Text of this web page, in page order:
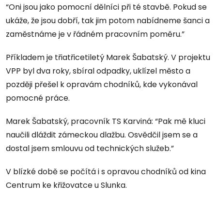
“Oni jsou jako pomocní dělníci při té stavbě. Pokud se
ukáže, že jsou dobří, tak jim potom nabídneme šanci a
zaměstnáme je v řádném pracovním poměru.”
Příkladem je třiatřicetiletý Marek Šabatský. V projektu
VPP byl dva roky, sbíral odpadky, uklízel město a
později přešel k opravám chodníků, kde vykonával
pomocné práce.
Marek Šabatský, pracovník TS Karviná: “Pak mě kluci
naučili dláždit zámeckou dlažbu. Osvědčil jsem se a
dostal jsem smlouvu od technických služeb.”
V blízké době se počítá i s opravou chodníků od kina
Centrum ke křižovatce u Slunka.